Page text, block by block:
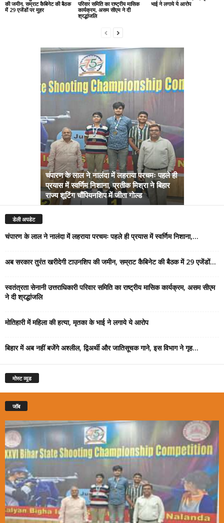
की जमीन, सम्राट कैबिनेट की बैठक
में 29 एजेंडों पर मुहर
परिवार समिति का राष्ट्रीय मासिक
कार्यक्रम, असम सीएम ने दी
श्रद्धांजलि
भाई ने लगाये ये आरोप
चंपारण के लाल ने नालंदा में लहराया परचमः पहले ही
प्रयास में स्वर्णिम निशाना, प्रतीक मिश्रा ने बिहार
राज्य शूटिंग चौंपियनशिप में जीता गोल्ड
डेली अपडेट
चंपारण के लाल ने नालंदा में लहराया परचमः पहले ही प्रयास में स्वर्णिम निशाना,...
अब सरकार तुरंत खरीदेगी टाउनशिप की जमीन, सम्राट कैबिनेट की बैठक में 29 एजेंडों...
स्वतंत्रता सेनानी उत्तराधिकारी परिवार समिति का राष्ट्रीय मासिक कार्यक्रम, असम सीएम
ने दी श्रद्धांजलि
मोतिहारी में महिला की हत्या, मृतका के भाई ने लगाये ये आरोप
बिहार में अब नहीं बजेंगे अश्लील, द्विअर्थी और जातिसूचक गाने, इस विभाग ने गृह...
मोस्ट व्यूड
जॉब